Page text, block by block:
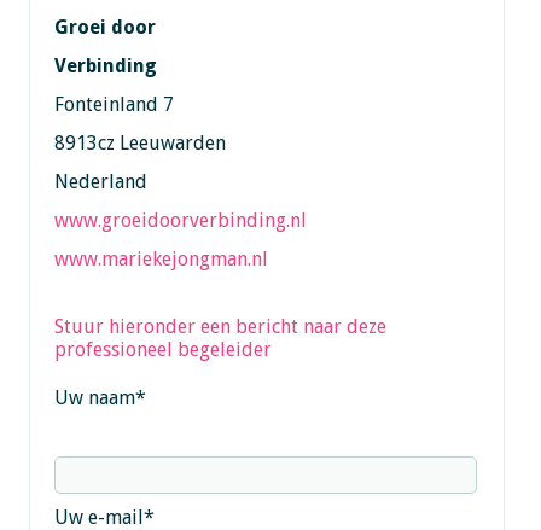
Groei door
Verbinding
Fonteinland 7
8913cz Leeuwarden
Nederland
www.groeidoorverbinding.nl
www.mariekejongman.nl
Stuur hieronder een bericht naar deze
professioneel begeleider
Uw naam*
Uw e-mail*